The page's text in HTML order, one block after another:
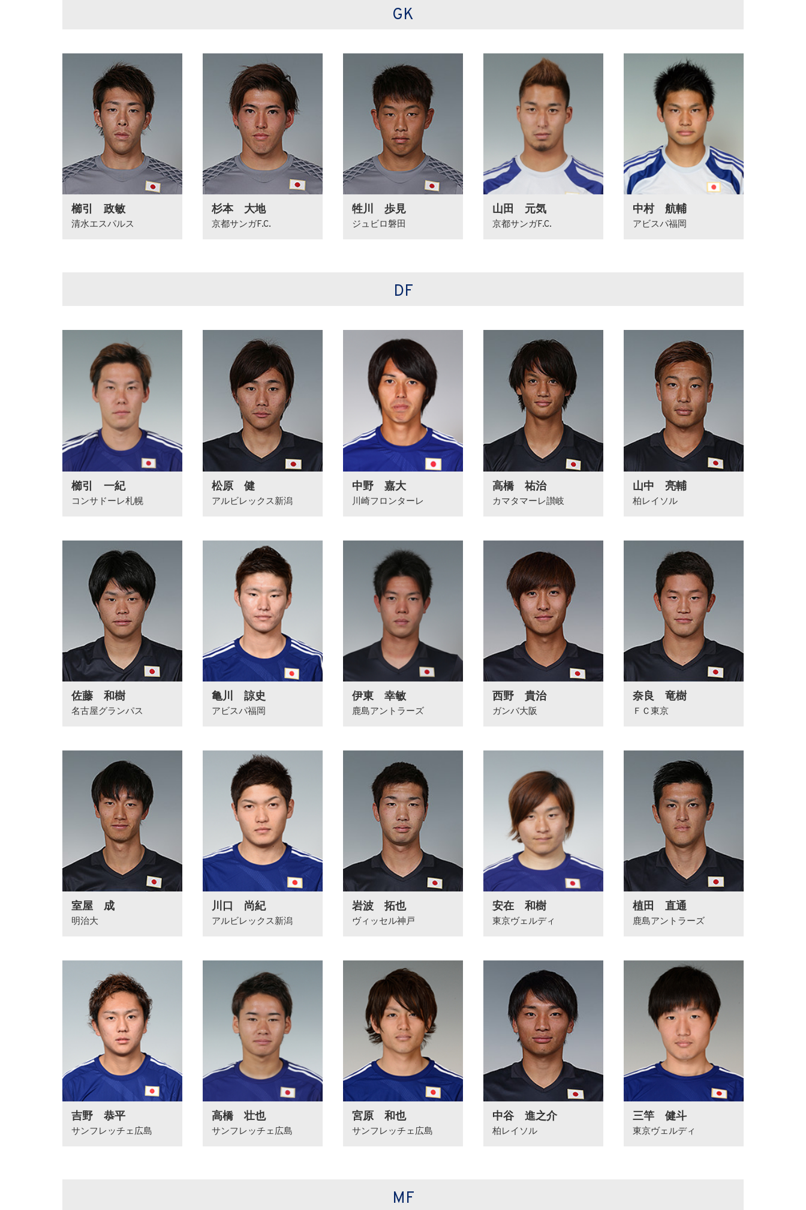
GK
櫛引 政敏
清水エスパルス
杉本 大地
京都サンガF.C.
牲川 歩見
ジュビロ磐田
山田 元気
京都サンガF.C.
中村 航輔
アビスパ福岡
DF
櫛引 一紀
コンサドーレ札幌
松原 健
アルビレックス新潟
中野 嘉大
川崎フロンターレ
高橋 祐治
カマタマーレ讃岐
山中 亮輔
柏レイソル
佐藤 和樹
名古屋グランパス
亀川 諒史
アビスパ福岡
伊東 幸敏
鹿島アントラーズ
西野 貴治
ガンバ大阪
奈良 竜樹
ＦＣ東京
室屋 成
明治大
川口 尚紀
アルビレックス新潟
岩波 拓也
ヴィッセル神戸
安在 和樹
東京ヴェルディ
植田 直通
鹿島アントラーズ
吉野 恭平
サンフレッチェ広島
高橋 壮也
サンフレッチェ広島
宮原 和也
サンフレッチェ広島
中谷 進之介
柏レイソル
三竿 健斗
東京ヴェルディ
MF